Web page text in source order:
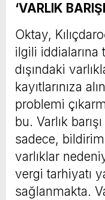
‘VARLIK
Oktay,
ilgili iddialarına
dışındaki
kayıtlarınıza
problemi
bu. Varlık
sadece,
varlıklar
vergi tarhiyatı
sağlanmakta.